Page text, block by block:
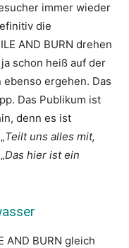
immer wieder
die
AND BURN drehen
schon heiß auf der
ergehen. Das
Das Publikum ist
denn es ist
Teilt uns alles mit,
Das hier ist ein
AND BURN gleich